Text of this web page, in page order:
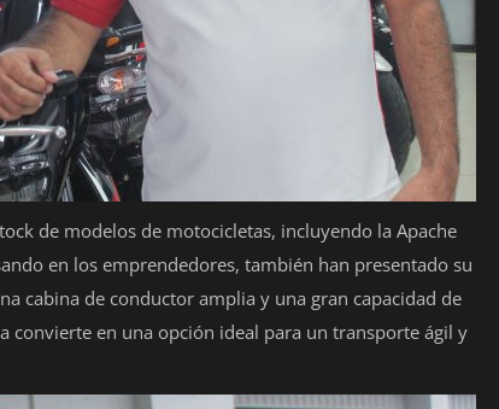
de modelos de motocicletas, incluyendo la Apache
en los emprendedores, también han presentado su
cabina de conductor amplia y una gran capacidad de
convierte en una opción ideal para un transporte ágil y